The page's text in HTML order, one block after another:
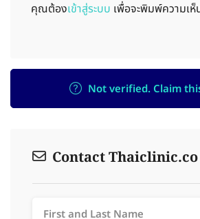
คุณต้องเข้าสู่ระบบ เพื่อจะพิมพ์ความเห็
Not verified. Claim
Contact Thaiclinic.co